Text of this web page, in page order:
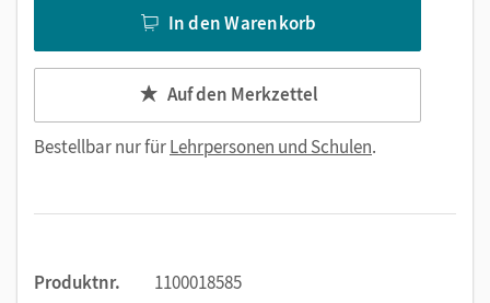
In den Warenkorb
Auf den Merkzettel
Bestellbar nur fürLehrpersonen und Schulen.
Produktnr. 1100018585